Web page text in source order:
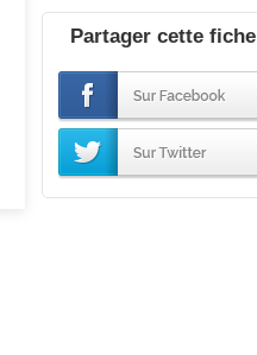
Partager cette fiche